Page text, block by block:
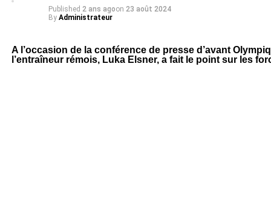
Published 2 ans agoon 23 août 2024
By Administrateur
A l’occasion de la conférence de presse d’avant
l’entraîneur rémois, Luka Elsner, a fait le point sur les